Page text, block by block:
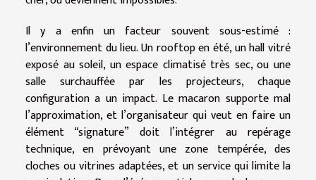
Il y a enfin un facteur souvent sous-estimé :
l’environnement du lieu. Un rooftop en été, un hall vitré
exposé au soleil, un espace climatisé très sec, ou une
salle surchauffée par les projecteurs, chaque
configuration a un impact. Le macaron supporte mal
l’approximation, et l’organisateur qui veut en faire un
élément “signature” doit l’intégrer au repérage
technique, en prévoyant une zone tempérée, des
cloches ou vitrines adaptées, et un service qui limite la